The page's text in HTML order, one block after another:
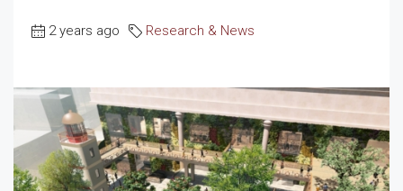
2 years ago Research & News